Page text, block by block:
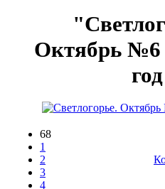
Октябрь №6
год
68
1
2
3
4